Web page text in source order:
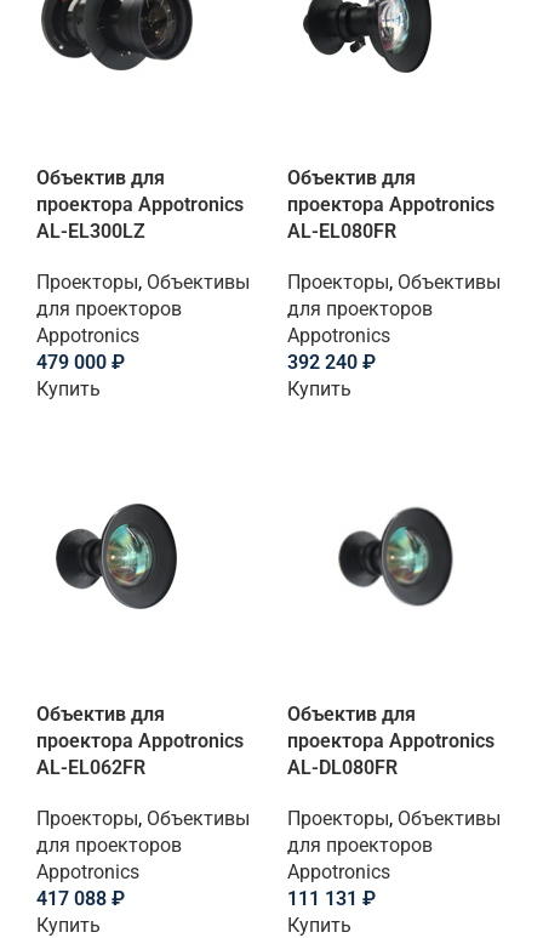
Объектив для
проектора Appotronics
AL-EL300LZ
Проекторы, Объективы
для проекторов
Appotronics
479 000 ₽
Купить
Объектив для
проектора Appotronics
AL-EL080FR
Проекторы, Объективы
для проекторов
Appotronics
392 240 ₽
Купить
Объектив для
проектора Appotronics
AL-EL062FR
Проекторы, Объективы
для проекторов
Appotronics
417 088 ₽
Купить
Объектив для
проектора Appotronics
AL-DL080FR
Проекторы, Объективы
для проекторов
Appotronics
111 131 ₽
Купить